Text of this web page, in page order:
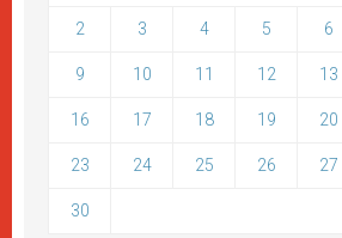
2 3 4 5 6
9 10 11 12 13
16 17 18 19 20
23 24 25 26 27
30